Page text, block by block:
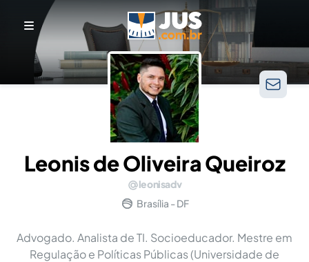
Leonis de Oliveira Queiroz
leonisadv
Brasília - DF
Advogado. Analista de TI. Socioeducador. Mestre em
Regulação e Políticas Públicas (Universidade de